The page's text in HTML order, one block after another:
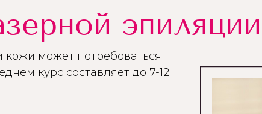
кожи может потребоваться
курс составляет до 7-12